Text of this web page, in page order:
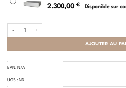
2.300,00 € Disponible sur
AJOUTER AU
EAN: N/A
UGS : ND